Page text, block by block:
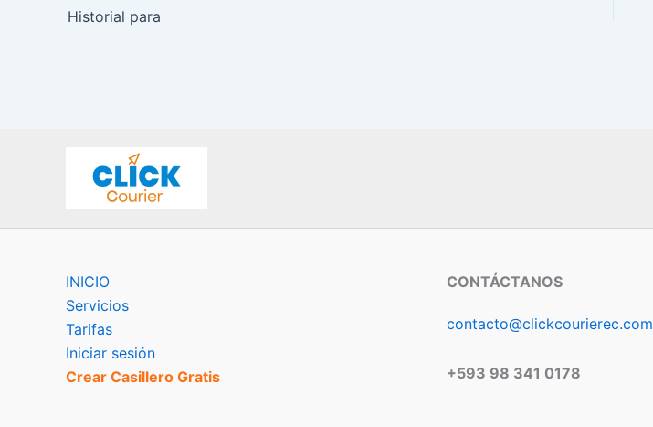
Historial para
INICIO
Servicios
Tarifas
Iniciar sesión
Crear Casillero Gratis
CONTÁCTANOS
contacto@clickcourierec.com
+593 98 341 0178